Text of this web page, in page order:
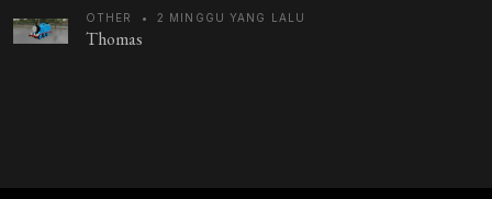
OTHER • 2 MINGGU YANG LALU
Thomas